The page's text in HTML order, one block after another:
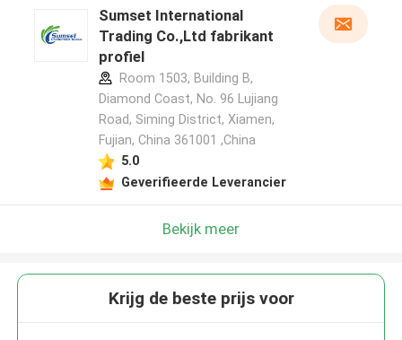
Sumset International
Trading Co.,Ltd fabrikant
profiel
Room 1503, Building B,
Diamond Coast, No. 96 Lujiang
Road, Siming District, Xiamen,
Fujian, China 361001 ,China
5.0
Geverifieerde Leverancier
Bekijk meer
Krijg de beste prijs voor